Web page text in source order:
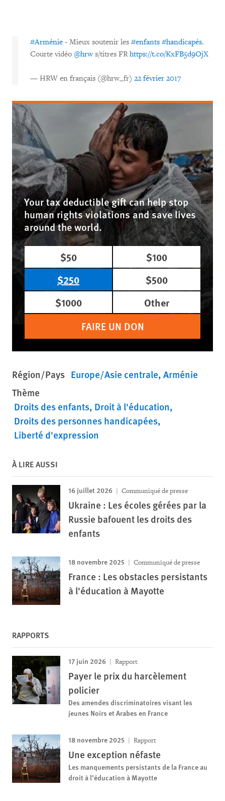
#Arménie - Mieux soutenir les #enfants #handicapés.
Courte vidéo @hrws/titres FRhttps://t.co/KxFB5d9OjX
— HRW en français (@hrw_fr) 22 février 2017
Your tax deductible gift can help stop
human rights violations and save lives
around the world.
$50
$100
$250
$500
$1000
Other
FAIRE UN DON
Région/Pays Europe/Asie centrale Arménie
Thème
Droits des enfants Droit à l'éducation
Droits des personnes handicapées
Liberté d'expression
À LIRE AUSSI
16 juillet 2026 Communiqué de presse
Ukraine : Les écoles gérées par la
Russie bafouent les droits des
enfants
18 novembre 2025 Communiqué de presse
France : Les obstacles persistants
à l'éducation à Mayotte
RAPPORTS
17 juin 2026 Rapport
Payer le prix du harcèlement
policier
Des amendes discriminatoires visant les
jeunes Noirs et Arabes en France
18 novembre 2025 Rapport
Une exception néfaste
Les manquements persistants de la France au
droit à l’éducation à Mayotte